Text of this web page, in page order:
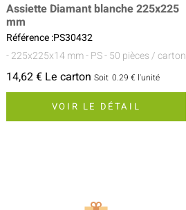
Assiette Diamant blanche 225x225
mm
Référence :PS30432
- 225x225x14 mm- PS- 50 pièces / carton
14,62 € Le carton Soit 0.29 € l'unité
VOIR LE DÉTAIL